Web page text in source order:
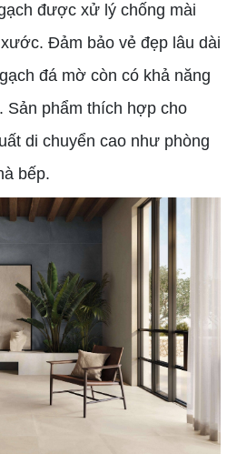
được xử lý chống mài
Đảm bảo vẻ đẹp lâu dài
đá mờ còn có khả năng
Sản phẩm thích hợp cho
di chuyển cao như phòng
bếp.